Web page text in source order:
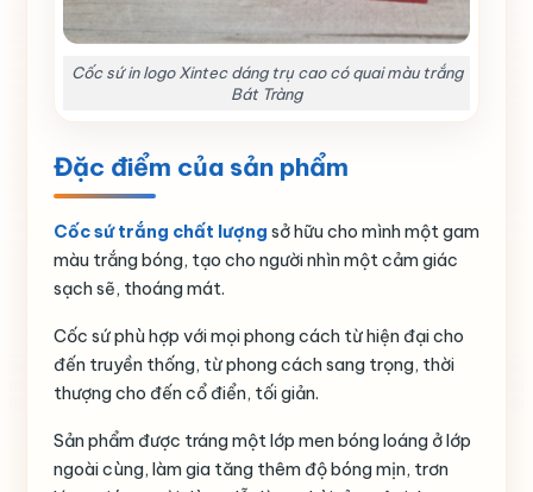
Cốc sứ in logo Xintec dáng trụ cao có quai màu trắng
Bát Tràng
Đặc điểm của sản phẩm
Cốc sứ trắng chất lượng sở hữu cho mình một gam
màu trắng bóng, tạo cho người nhìn một cảm giác
sạch sẽ, thoáng mát.
Cốc sứ phù hợp với mọi phong cách từ hiện đại cho
đến truyền thống, từ phong cách sang trọng, thời
thượng cho đến cổ điển, tối giản.
Sản phẩm được tráng một lớp men bóng loáng ở lớp
ngoài cùng, làm gia tăng thêm độ bóng mịn, trơn